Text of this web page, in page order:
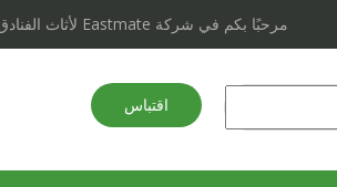
مرحبًا بكم في شركة Eastmate لأثاث الفنادق المحدودة.
اقتباس